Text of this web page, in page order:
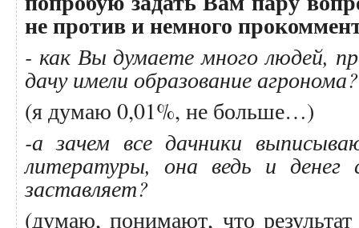
не против и немного
- как Вы думаете много людей,
дачу имели образование агронома?
(я думаю 0,01%, не больше…)
-а зачем все дачники
литературы, она ведь и
заставляет?
(думаю, понимают, что